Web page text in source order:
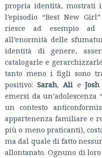
propria identità, mostrati
l’episodio “Best New
riesce ad esempio ad
all’enormità delle
identità di genere,
catalogarle e
tanto meno i figli sono
positivo:Sarah,Ali e
emersi da
un contesto
appartenenza familiare e
più o meno praticanti),
ma dal quale di fatto
allontanato. Ognuno di